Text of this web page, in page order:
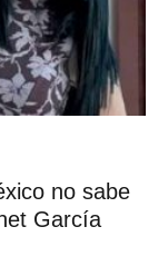
no sabe
García